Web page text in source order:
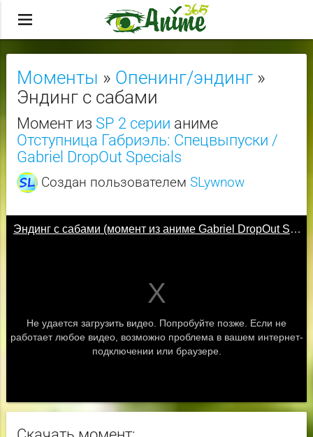
menu
Моменты » Опенинг/эндинг»
Эндинг с сабами
Момент из SP 2 серии аниме
Отступница Габриэль: Спецвыпуски /
Gabriel DropOut Specials
Создан пользователем SLywnow